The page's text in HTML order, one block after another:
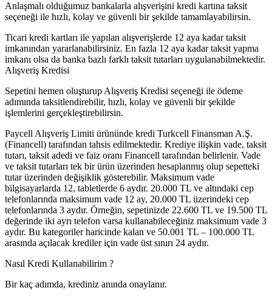
Anlaşmalı olduğumuz bankalarla alışverişini kredi kartına taksit
seçeneği ile hızlı, kolay ve güvenli bir şekilde tamamlayabilirsin.
Ticari kredi kartları ile yapılan alışverişlerde 12 aya kadar taksit
imkanından yararlanabilirsiniz. En fazla 12 aya kadar taksit yapma
imkanı olsa da banka bazlı farklı taksit tutarları uygulanabilmektedir.
Alışveriş Kredisi
Sepetini hemen oluşturup Alışveriş Kredisi seçeneği ile ödeme
adımında taksitlendirebilir, hızlı, kolay ve güvenli bir şekilde
işlemlerini gerçekleştirebilirsin.
Paycell Alışveriş Limiti ürününde kredi Turkcell Finansman A.Ş.
(Financell) tarafından tahsis edilmektedir. Krediye ilişkin vade, taksit
tutarı, taksit adedi ve faiz oranı Financell tarafından belirlenir. Vade
ve taksit tutarları tek bir ürün üzerinden hesaplanmış olup sepetteki
tutar üzerinden değişiklik gösterebilir. Maksimum vade
bilgisayarlarda 12, tabletlerde 6 aydır. 20.000 TL ve altındaki cep
telefonlarında maksimum vade 12 ay, 20.000 TL üzerindeki cep
telefonlarında 3 aydır. Örneğin, sepetinizde 22.600 TL ve 19.500 TL
değerinde iki ayrı telefon varsa kullanabileceğiniz maksimum vade 3
aydır. Bu kategoriler haricinde kalan ve 50.001 TL – 100.000 TL
arasında açılacak krediler için vade üst sınırı 24 aydır.
Nasıl Kredi Kullanabilirim ?
Bir kaç adımda, krediniz anında onaylanır.